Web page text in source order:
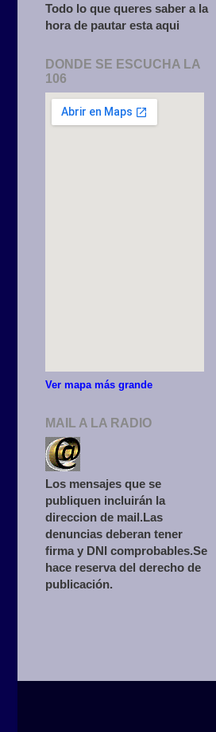
Todo lo que queres saber a la
hora de pautar esta aqui
DONDE SE ESCUCHA LA
106
Ver mapa más grande
MAIL A LA RADIO
Los mensajes que se
publiquen incluirán la
direccion de mail.Las
denuncias deberan tener
firma y DNI comprobables.Se
hace reserva del derecho de
publicación.